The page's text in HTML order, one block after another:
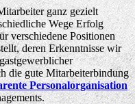
ganz gezielt
Wege Erfolg
verschiedene Positionen
deren Erkenntnisse wir
die gute Mitarbeiterbindung
Personalorganisation